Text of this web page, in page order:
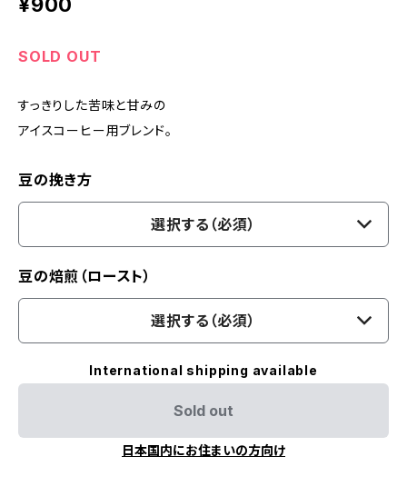
SOLD OUT
すっきりした苦味と甘みの
アイスコーヒー用ブレンド。
豆の挽き方
選択する（必須）
豆の焙煎（ロースト）
選択する（必須）
International shipping available
Sold out
日本国内にお住まいの方向け